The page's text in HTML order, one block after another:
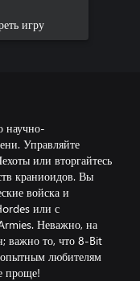
игру
научно-
Управляйте
или вторгайтесь
краниоидов. Вы
войска и
или с
Неважно, на
важно то, что 8-Bit
любителям
проще!